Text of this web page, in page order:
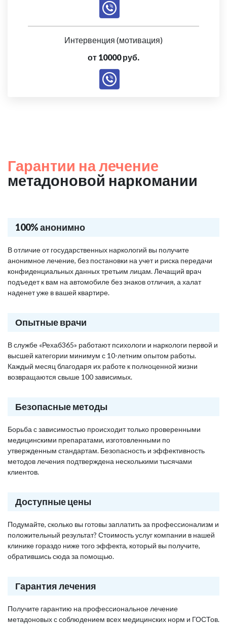
Интервенция (мотивация)
от 10000 руб.
Гарантии на лечение
метадоновой наркомании
100% анонимно
В отличие от государственных наркологий вы получите
анонимное лечение, без постановки на учет и риска передачи
конфиденциальных данных третьим лицам. Лечащий врач
подъедет к вам на автомобиле без знаков отличия, а халат
наденет уже в вашей квартире.
Опытные врачи
В службе «Рехаб365» работают психологи и наркологи первой и
высшей категории минимум с 10-летним опытом работы.
Каждый месяц благодаря их работе к полноценной жизни
возвращаются свыше 100 зависимых.
Безопасные методы
Борьба с зависимостью происходит только проверенными
медицинскими препаратами, изготовленными по
утвержденным стандартам. Безопасность и эффективность
методов лечения подтверждена несколькими тысячами
клиентов.
Доступные цены
Подумайте, сколько вы готовы заплатить за профессионализм и
положительный результат? Стоимость услуг компании в нашей
клинике гораздо ниже того эффекта, который вы получите,
обратившись сюда за помощью.
Гарантия лечения
Получите гарантию на профессиональное лечение
метадоновых с соблюдением всех медицинских норм и ГОСТов.